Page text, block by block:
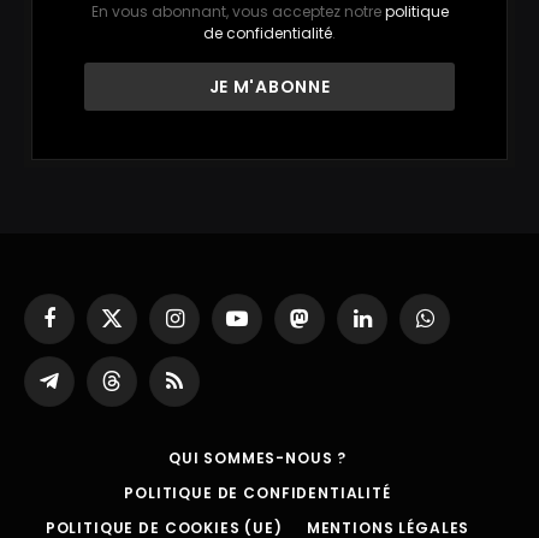
En vous abonnant, vous acceptez notrepolitique
de confidentialité.
Facebook
X
(Twitter)
InstagramYouTubeMastodonLinkedInWhatsApp
Partager
sur
ThreadsRSS
QUI SOMMES-NOUS ?
POLITIQUE DE CONFIDENTIALITÉ
POLITIQUE DE COOKIES (UE)
MENTIONS LÉGALES